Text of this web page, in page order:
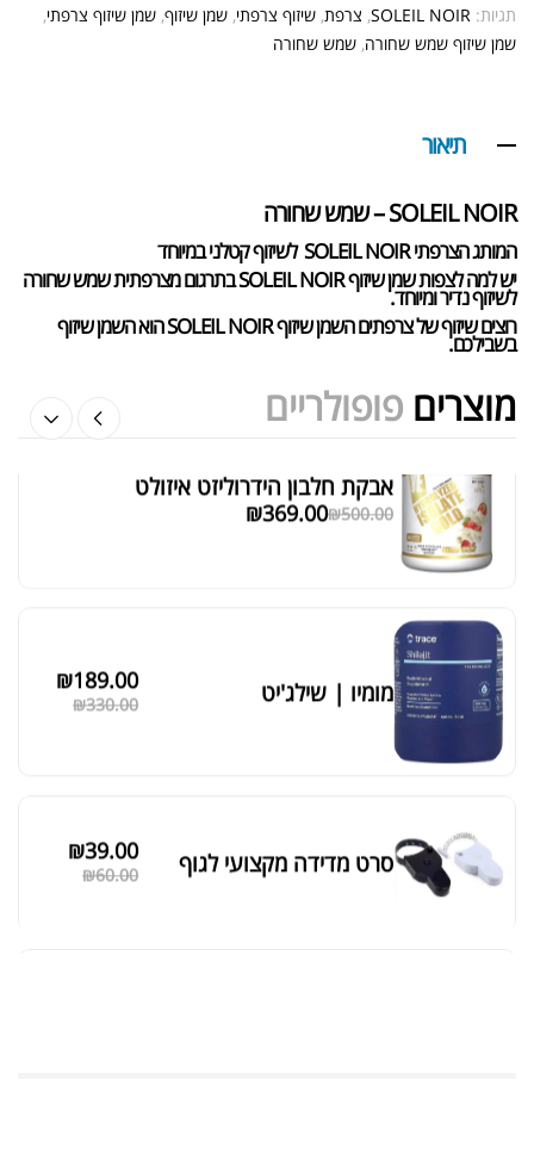
תגיות: SOLEIL NOIR
, צרפת, שיזוף צרפתי, שמן שיזוף, שמן שיזוף צרפתי,
שמן שיזוף שמש שחורה, שמש שחורה
תיאור
SOLEIL NOIR – שמש שחורה
המותג הצרפתי SOLEIL NOIR לשיזוף קטלני במיוחד
יש למה לצפות שמן שיזוף SOLEIL NOIR בתרגום מצרפתית שמש שחורה
לשיזוף נדיר ומיוחד.
רוצים שיזוף של צרפתים השמן שיזוף SOLEIL NOIR הוא השמן שיזוף
בשבילכם.
מוצרים פופולריים
מציג 1–6 מתוך 524 תוצאות
סידור ברירת מחדל
שייקר מקצועי פרובודי לחלבון או גיינר
₪40.00
20.00
אבקת חלבון הידרוליזט איזולט
₪500.00
₪369.00
מומיו | שילג'יט ₪330.00
₪189.00
סרט מדידה מקצועי לגוף ₪60.00
₪39.00